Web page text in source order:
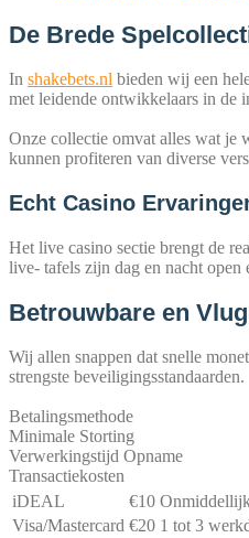
De Brede
In shakebets.nl bie­den wij een
met lei­den­de ont­wik­kel­a­ars in de
Onze coll­ec­tie omvat alles wat je
kun­nen pro­fi­te­ren van diver­se
Echt Casino
Het live casi­no sec­tie brengt de
live- tafels zijn dag en nacht
Betrouwbare en
Wij allen snap­pen dat snel­le
strengs­te beveiligingsstandaarden.
Betalingsmethode
Mini­ma­le Storting
Ver­werking­s­tijd Opname
Transactiekosten
iDE­AL
€10
Visa/Mastercard €20 1 tot 3